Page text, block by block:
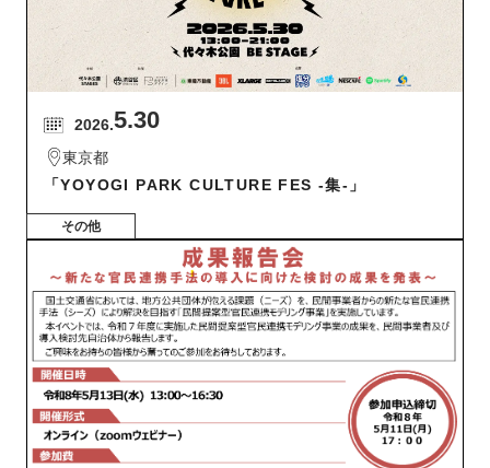
2026.5.30
東京都
「YOYOGI PARK CULTURE FES -集-」
その他